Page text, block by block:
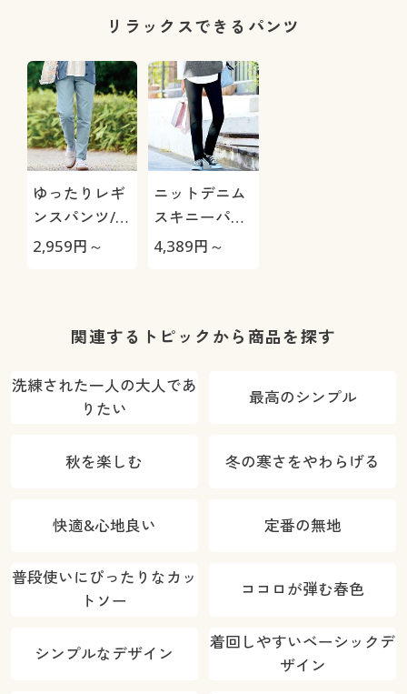
リラックスできるパンツ
ゆったりレギ
ンスパンツ/細
見えが叶うら
ト・速乾・洗
2,959円～
ニットデニム
スキニーパン
ツ(スマートニ
か・選べる4
濯機OK・1年
4,389円～
関連するトピックから商品を探す
洗練された一人の大人であ
りたい
最高のシンプル
秋を楽しむ 冬の寒さをやわらげる
快適&心地良い 定番の無地
普段使いにぴったりなカッ
トソー
ココロが弾む春色
シンプルなデザイン
着回しやすいベーシックデ
ザイン